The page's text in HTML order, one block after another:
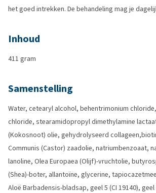
het goed intrekken. De behandeling mag je
Inhoud
411 gram
Samenstelling
Water, cetearyl alcohol, behentrimonium
chloride, stearamidopropyl dimethylamine
(Kokosnoot) olie, gehydrolyseerd
Communis (Castor) zaadolie, natriumbenzoaat,
lanoline, Olea Europaea (Olijf)-vruchtolie,
(Shea)-boter, allantoïne, glycerine,
Aloë Barbadensis-bladsap, geel 5 (CI 19140), geel